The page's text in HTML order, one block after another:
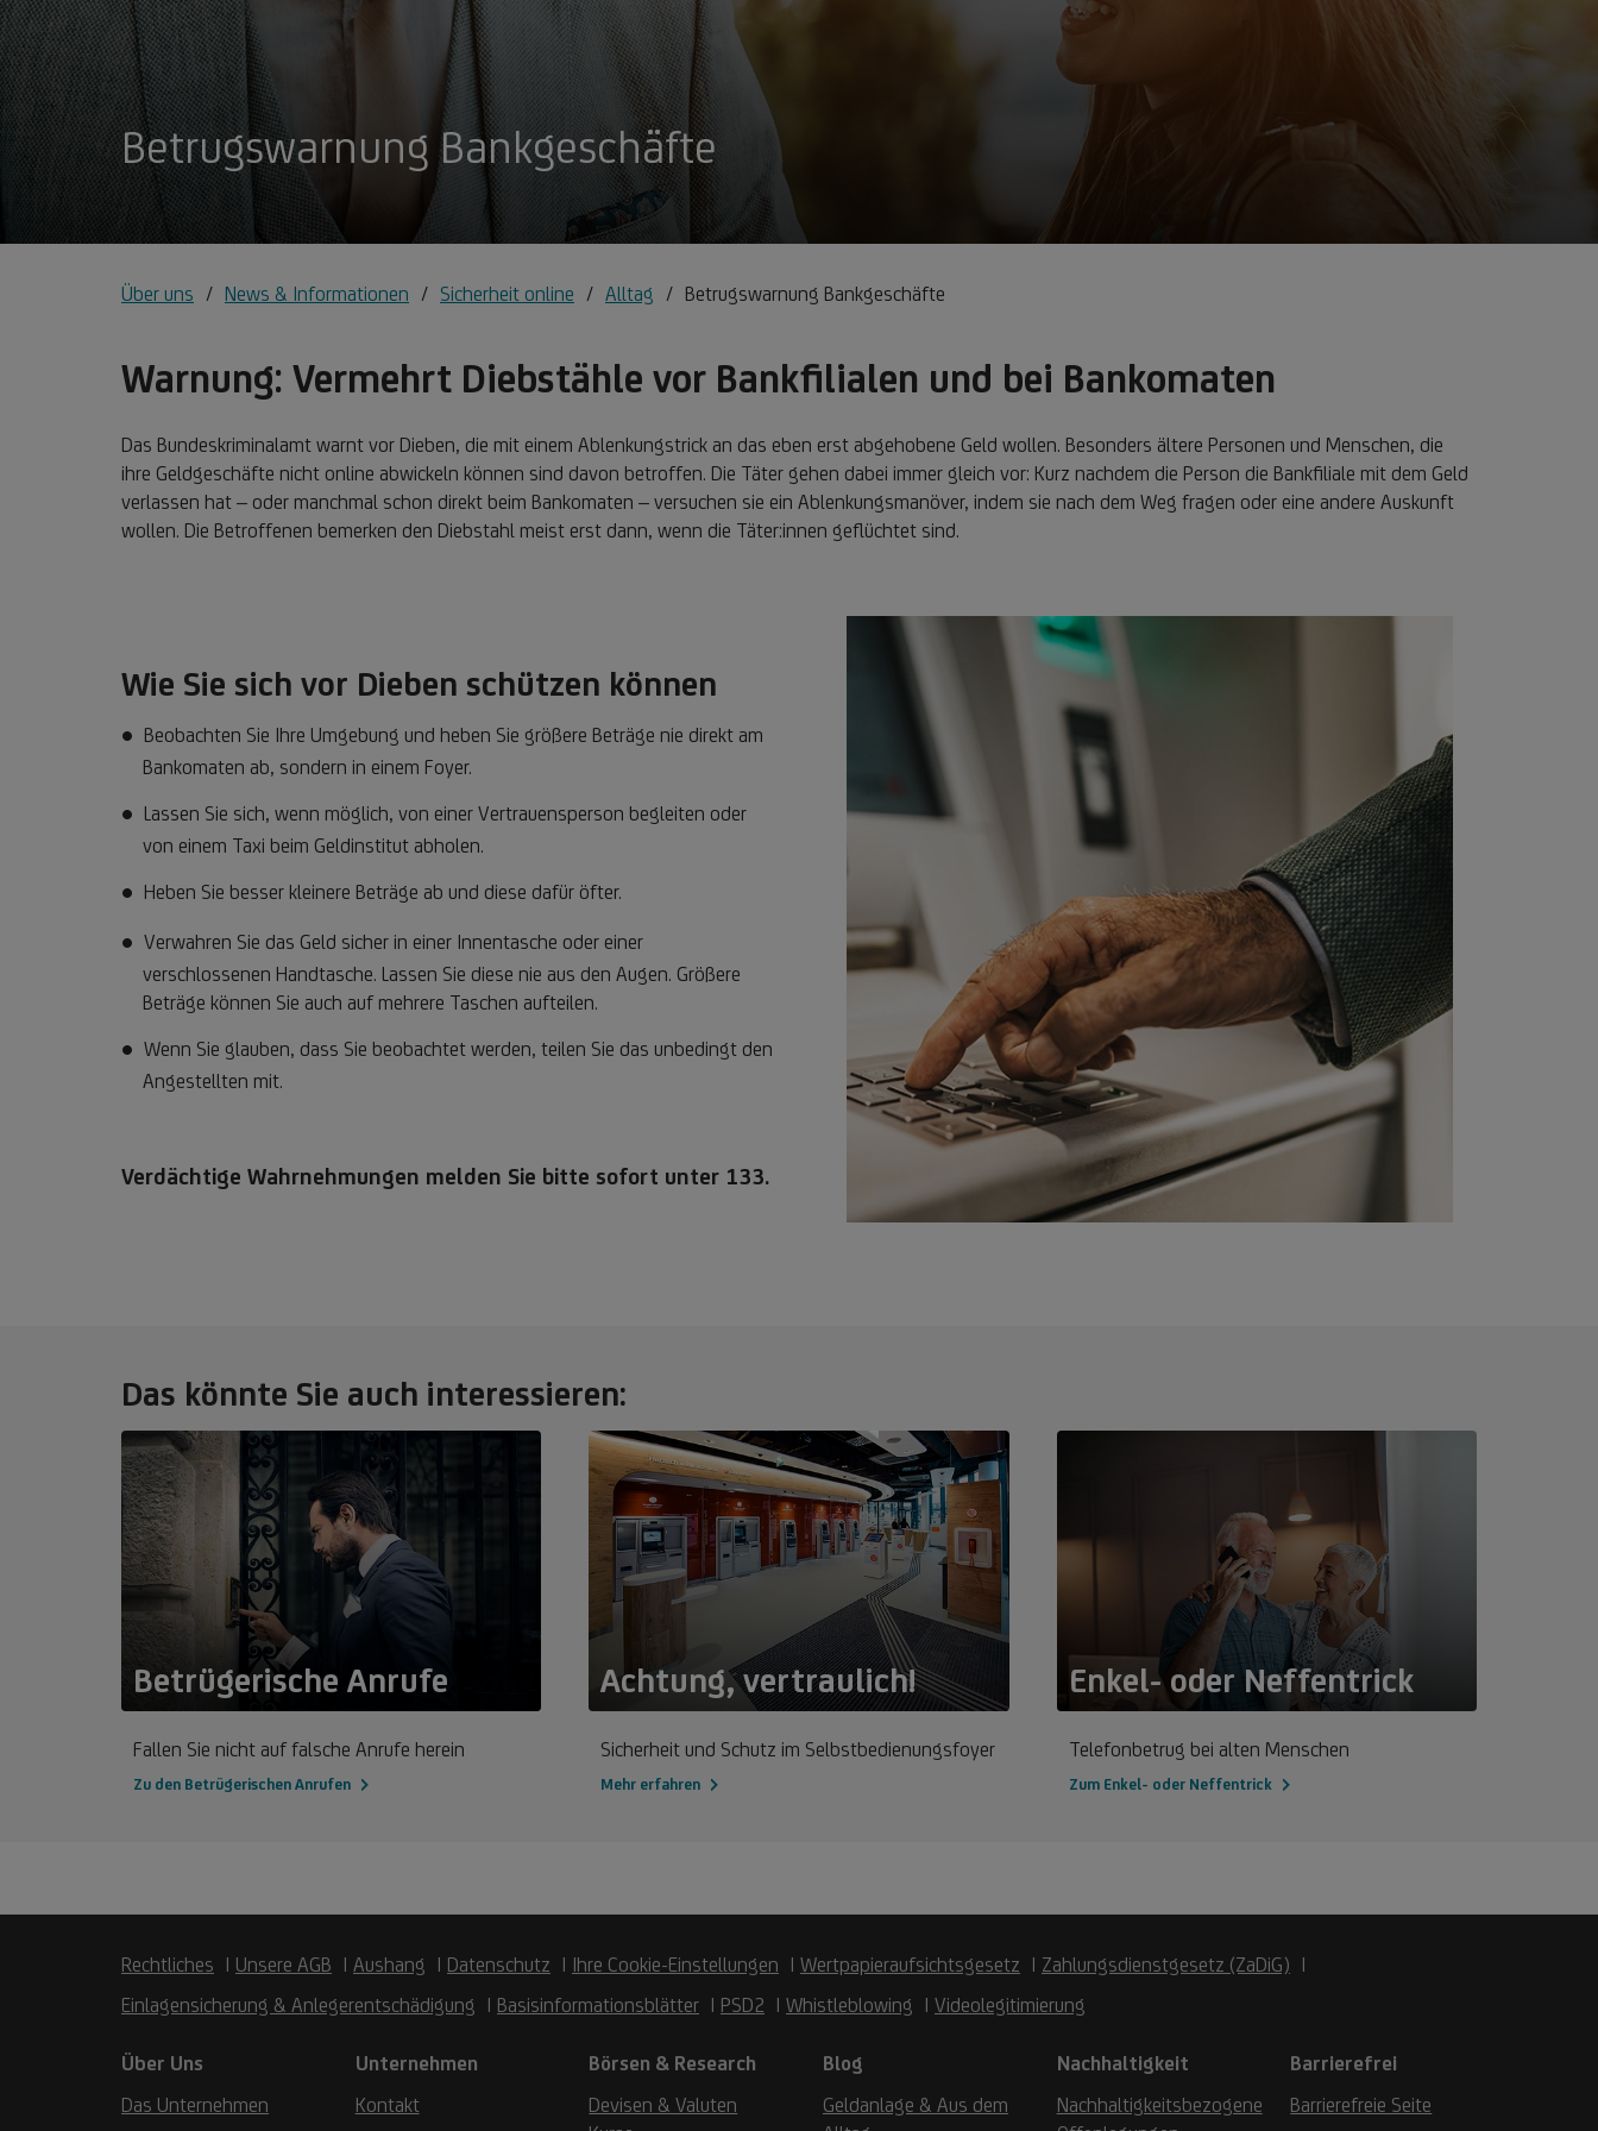
Betrugswarnung Bankgeschäfte
Über uns News & Informationen Sicherheit online Alltag Betrugswarnung Bankgeschäfte
Warnung: Vermehrt Diebstähle vor Bankfilialen und bei Bankomaten
Das Bundeskriminalamt warnt vor Dieben, die mit einem Ablenkungstrick an das eben erst abgehobene Geld wollen. Besonders ältere Personen und Menschen, die
ihre Geldgeschäfte nicht online abwickeln können sind davon betroffen. Die Täter gehen dabei immer gleich vor: Kurz nachdem die Person die Bankfiliale mit dem Geld
verlassen hat – oder manchmal schon direkt beim Bankomaten – versuchen sie ein Ablenkungsmanöver, indem sie nach dem Weg fragen oder eine andere Auskunft
wollen. Die Betroffenen bemerken den Diebstahl meist erst dann, wenn die Täter:innen geflüchtet sind.
Wie Sie sich vor Dieben schützen können
Beobachten Sie Ihre Umgebung und heben Sie größere Beträge nie direkt am
Bankomaten ab, sondern in einem Foyer.
Lassen Sie sich, wenn möglich, von einer Vertrauensperson begleiten oder
von einem Taxi beim Geldinstitut abholen.
Heben Sie besser kleinere Beträge ab und diese dafür öfter.
Verwahren Sie das Geld sicher in einer Innentasche oder einer
verschlossenen Handtasche. Lassen Sie diese nie aus den Augen. Größere
Beträge können Sie auch auf mehrere Taschen aufteilen.
Wenn Sie glauben, dass Sie beobachtet werden, teilen Sie das unbedingt den
Angestellten mit.
Verdächtige Wahrnehmungen melden Sie bitte sofort unter 133.
Das könnte Sie auch interessieren:
Betrügerische Anrufe
Fallen Sie nicht auf falsche Anrufe herein
Zu den Betrügerischen Anrufen
Achtung, vertraulich!
Sicherheit und Schutz im Selbstbedienungsfoyer
Mehr erfahren
Enkel- oder Neffentrick
Telefonbetrug bei alten Menschen
Zum Enkel- oder Neffentrick
Rechtliches Unsere AGB Aushang Datenschutz Ihre Cookie-Einstellungen Wertpapieraufsichtsgesetz
Zahlungsdienstgesetz (ZaDiG)
Einlagensicherung & Anlegerentschädigung
Basisinformationsblätter PSD2 Whistleblowing Videolegitimierung
Über Uns
Das Unternehmen
Unternehmen
Kontakt
Börsen & Research
Devisen & Valuten
Blog
Geldanlage & Aus dem
Nachhaltigkeit
Nachhaltigkeitsbezogene
Barrierefrei
Barrierefreie Seite